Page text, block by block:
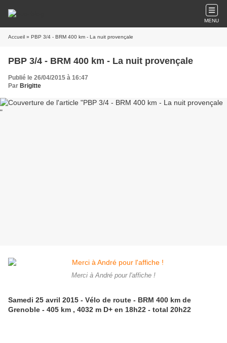
MENU
Accueil » PBP 3/4 - BRM 400 km - La nuit provençale
PBP 3/4 - BRM 400 km - La nuit provençale
Publié le 26/04/2015 à 16:47
Par Brigitte
Merci à André pour l'affiche !
Samedi 25 avril 2015 - Vélo de route - BRM 400 km de
Grenoble - 405 km , 4032 m D+ en 18h22 - total 20h22